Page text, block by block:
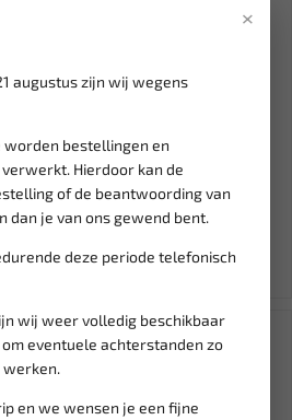
×
augustus zijn wij wegens
worden bestellingen en
Hierdoor kan de
of de beantwoording van
dan je van ons gewend bent.
deze periode telefonisch
wij weer volledig beschikbaar
eventuele achterstanden zo
werken.
en we wensen je een fijne
WEBER TOOLS 2-Delig set
remklauw haken WT-8488
9,62